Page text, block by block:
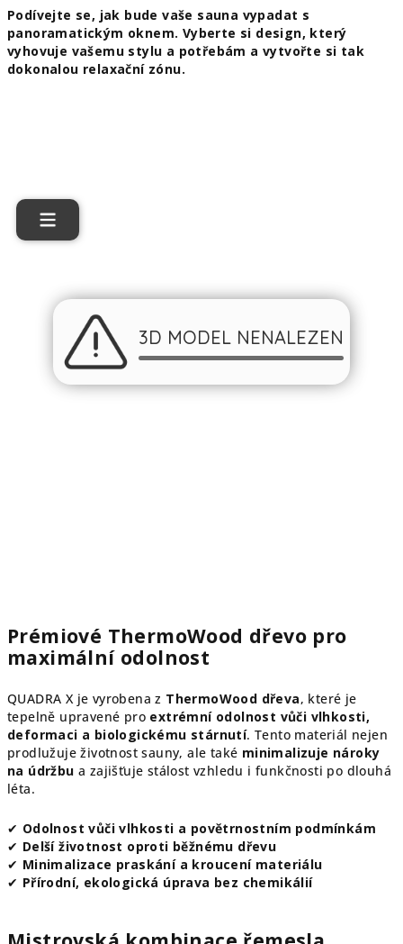
Podívejte se, jak bude vaše sauna vypadat s
panoramatickým oknem. Vyberte si design, který
vyhovuje vašemu stylu a potřebám a vytvořte si tak
dokonalou relaxační zónu.
Prémiové ThermoWood dřevo pro
maximální odolnost
QUADRA X je vyrobena z ThermoWood dřeva, které je
tepelně upravené pro extrémní odolnost vůči vlhkosti,
deformaci a biologickému stárnutí. Tento materiál nejen
prodlužuje životnost sauny, ale také minimalizuje nároky
na údržbu a zajišťuje stálost vzhledu i funkčnosti po dlouhá
léta.
✔ Odolnost vůči vlhkosti a povětrnostním podmínkám
✔ Delší životnost oproti běžnému dřevu
✔ Minimalizace praskání a kroucení materiálu
✔ Přírodní, ekologická úprava bez chemikálií